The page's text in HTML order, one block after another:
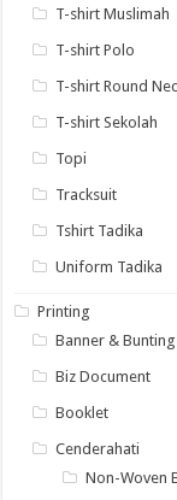
T-shirt Muslimah
T-shirt Polo
T-shirt Round
T-shirt Sekolah
Topi
Tracksuit
Tshirt Tadika
Uniform Tadika
Printing
Banner & Bunting
Biz Document
Booklet
Cenderahati
Non-Woven